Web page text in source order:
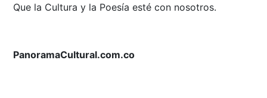
Que la Cultura y la Poesía esté con nosotros.
PanoramaCultural.com.co